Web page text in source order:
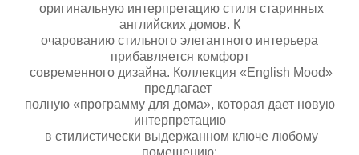
оригинальную интерпретацию стиля старинных
английских домов. К
очарованию стильного элегантного интерьера
прибавляется комфорт
современного дизайна. Коллекция «English Mood»
предлагает
полную «программу для дома», которая дает новую
интерпретацию
в стилистически выдержанном ключе любому
помещению: